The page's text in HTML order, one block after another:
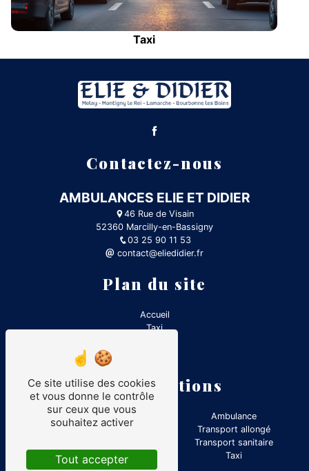
Taxi
Contactez-nous
AMBULANCES ELIE ET DIDIER
46 Rue de Visain
52360 Marcilly-en-Bassigny
03 25 90 11 53
contact@eliedidier.fr
Plan du site
Accueil
Taxi
Nos prestations
VSL
Transport médical
Transport assis
Ambulance
Transport allongé
Transport sanitaire
Taxi
Ce site utilise des cookies
et vous donne le contrôle
sur ceux que vous
souhaitez activer
Tout accepter